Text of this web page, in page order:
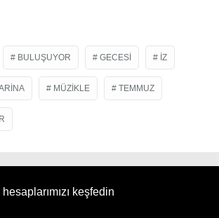
BULUŞUYOR GECESI İZ
MÜZIKLE TEMMUZ
keşfedin